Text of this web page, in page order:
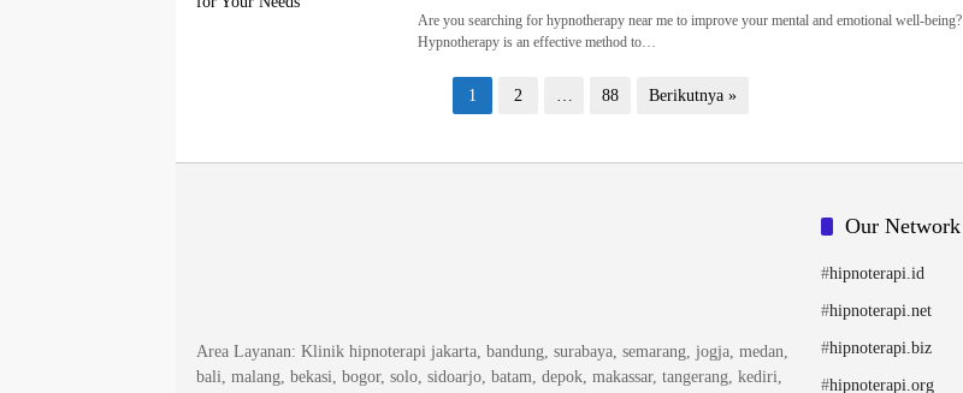
Are you searching for hypnotherapy near me to improve your mental and emotional well-being?
Hypnotherapy is an effective method to…
1 2 … 88 Berikutnya »
Area Layanan: Klinik hipnoterapi jakarta, bandung, surabaya, semarang, jogja, medan,
bali, malang, bekasi, bogor, solo, sidoarjo, batam, depok, makassar, tangerang, kediri,
Our Network
#hipnoterapi.id
#hipnoterapi.net
#hipnoterapi.biz
#hipnoterapi.org